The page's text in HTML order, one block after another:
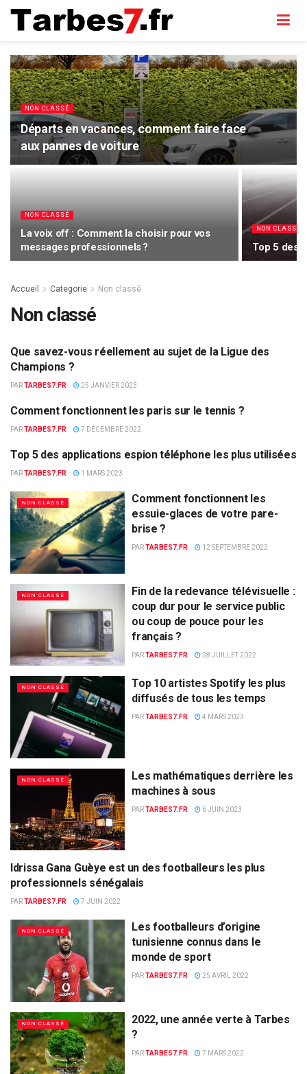
NON CLASSÉ
Départs en vacances, comment faire face
aux pannes de voiture
NON CLASSÉ
La voix off : Comment la choisir pour vos
messages professionnels ?
NON CLASSÉ
Top 5 des
Accueil Categorie Non classé
Non classé
NON CLASSÉ
Que savez-vous réellement au sujet de la Ligue des
Champions ?
PARTARBES7.FR 25 JANVIER 2023
NON CLASSÉ
Comment fonctionnent les paris sur le tennis ?
PARTARBES7.FR 7 DÉCEMBRE 2022
NON CLASSÉ
Top 5 des applications espion téléphone les plus utilisées
PARTARBES7.FR 1 MARS 2023
NON CLASSÉ
Comment fonctionnent les
essuie-glaces de votre pare-
brise ?
PARTARBES7.FR 12 SEPTEMBRE 2022
NON CLASSÉ
Fin de la redevance télévisuelle :
coup dur pour le service public
ou coup de pouce pour les
français ?
PARTARBES7.FR 28 JUILLET 2022
NON CLASSÉ
Top 10 artistes Spotify les plus
diffusés de tous les temps
PARTARBES7.FR 4 MARS 2023
NON CLASSÉ
Les mathématiques derrière les
machines à sous
PARTARBES7.FR 6 JUIN 2023
NON CLASSÉ
Idrissa Gana Guèye est un des footballeurs les plus
professionnels sénégalais
PARTARBES7.FR 7 JUIN 2022
NON CLASSÉ
Les footballeurs d’origine
tunisienne connus dans le
monde de sport
PARTARBES7.FR 25 AVRIL 2022
NON CLASSÉ
2022, une année verte à Tarbes
?
PARTARBES7.FR 7 MARS 2022